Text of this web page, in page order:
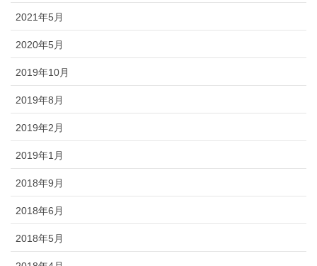
2021年5月
2020年5月
2019年10月
2019年8月
2019年2月
2019年1月
2018年9月
2018年6月
2018年5月